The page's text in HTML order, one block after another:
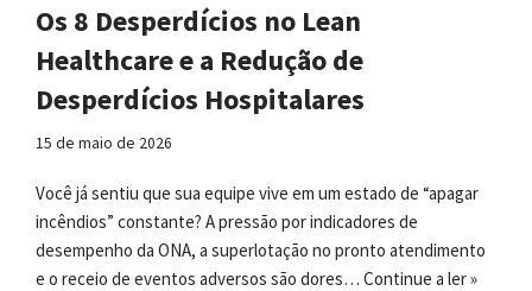
Os 8 Desperdícios no Lean
Healthcare e a Redução de
Desperdícios Hospitalares
15 de maio de 2026
Você já sentiu que sua equipe vive em um estado de “apagar
incêndios” constante? A pressão por indicadores de
desempenho da ONA, a superlotação no pronto atendimento
e o receio de eventos adversos são dores… Continue a ler »